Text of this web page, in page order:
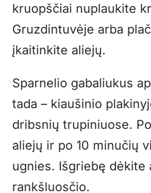
kruopščiai nuplaukite
Gruzdintuvėje arba
įkaitinkite aliejų.
Sparnelio gabaliukus
tada – kiaušinio
dribsnių trupiniuose.
aliejų ir po 10 minučių
ugnies. Išgriebę dėkite
rankšluosčio.